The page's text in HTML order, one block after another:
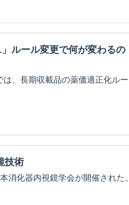
ルール変更で何が変わるの
、長期収載品の薬価適正化ルー
技術
化器内視鏡学会が開催された。